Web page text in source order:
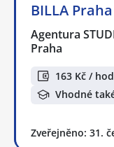
BILLA
Agentura
Praha
163 Kč / hod
Vhodné
Zveřejněno: 31.